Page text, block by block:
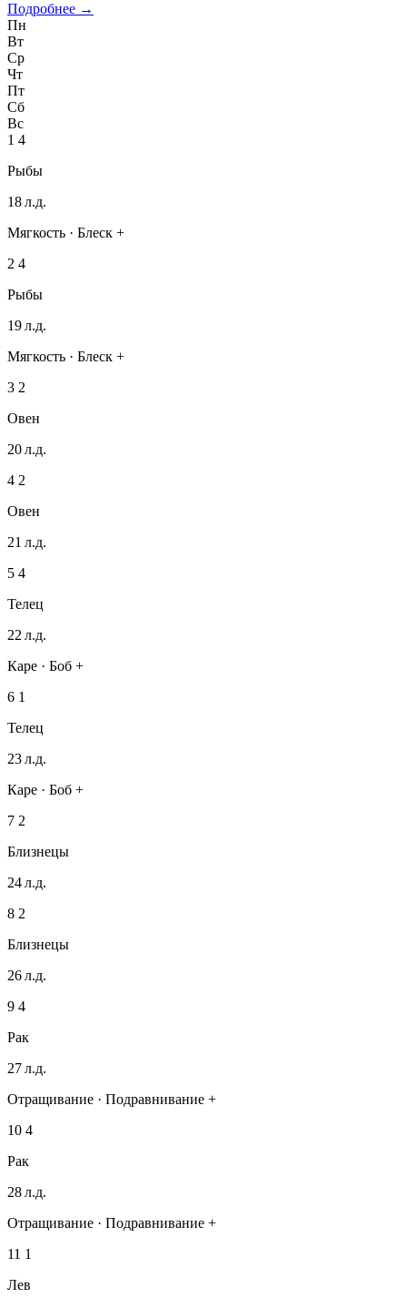
Подробнее →
Пн
Вт
Ср
Чт
Пт
Сб
Вс
1 4
Рыбы
18 л.д.
Мягкость · Блеск +
2 4
Рыбы
19 л.д.
Мягкость · Блеск +
3 2
Овен
20 л.д.
4 2
Овен
21 л.д.
5 4
Телец
22 л.д.
Каре · Боб +
6 1
Телец
23 л.д.
Каре · Боб +
7 2
Близнецы
24 л.д.
8 2
Близнецы
26 л.д.
9 4
Рак
27 л.д.
Отращивание · Подравнивание +
10 4
Рак
28 л.д.
Отращивание · Подравнивание +
11 1
Лев